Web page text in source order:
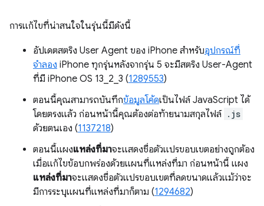
การแก้ไขที่น่าสนใจในรุ่นนี้มีดังนี้
อัปเดตสตริง User Agent ของ iPhone สำหรับอุปกรณ์ที่
จำลอง iPhone ทุกรุ่นหลังจากรุ่น 5 จะมีสตริง User-Agent
ที่มี iPhone OS 13_2_3 (1289553)
ตอนนี้คุณสามารถบันทึกข้อมูลโค้ดเป็นไฟล์ JavaScript ได้
โดยตรงแล้ว ก่อนหน้านี้คุณต้องต่อท้ายนามสกุลไฟล์ .js
ด้วยตนเอง (1137218)
ตอนนี้แผงแหล่งที่มาจะแสดงชื่อตัวแปรขอบเขตอย่างถูกต้อง
เมื่อแก้ไขข้อบกพร่องด้วยแผนที่แหล่งที่มา ก่อนหน้านี้ แผง
แหล่งที่มาจะแสดงชื่อตัวแปรขอบเขตที่ลดขนาดแล้วแม้ว่าจะ
มีการระบุแผนที่แหล่งที่มาก็ตาม (1294682)